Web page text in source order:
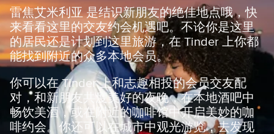
雷焦艾米利亚 是结识新朋友的绝佳地点哦，快
来看看这里的交友约会机遇吧。不论你是这里
的居民还是计划到这里旅游，在 Tinder 上你都
能找到附近的众多本地会员。
你可以在 Tinder 上和志趣相投的会员交友配
对，和新朋友共度美好的夜晚，在本地酒吧中
畅饮美酒，或在附近的咖啡馆中开启美妙的咖
啡约会。你还可以在城市中观光游览，去发现